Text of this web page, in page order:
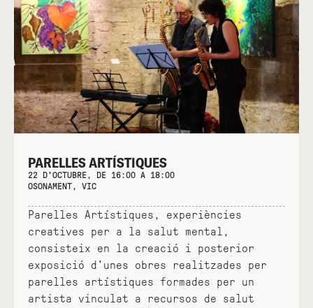
PARELLES ARTÍSTIQUES
22 D'OCTUBRE, DE 16:00 A 18:00
OSONAMENT, VIC
Parelles Artístiques, experiències
creatives per a la salut mental,
consisteix en la creació i posterior
exposició d'unes obres realitzades per
parelles artístiques formades per un
artista vinculat a recursos de salut